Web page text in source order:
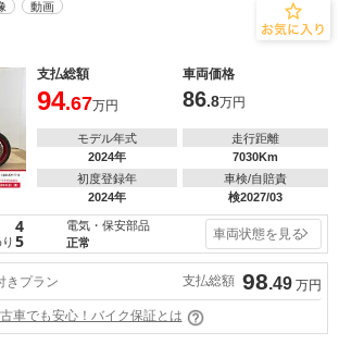
動画
支払総額 車両価格
94.67万円 86.8万円
モデル年式
2024年
走行距離
7030Km
初度登録年
2024年
車検/自賠責
検2027/03
4
5
電気・保安部品
正常
車両状態を見る
きプラン 支払総額 98.49 万円
車でも安心！バイク保証とは